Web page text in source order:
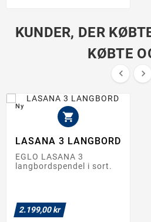
KUNDER, DER
KØBTE
 
Ny

LASANA 3 LANGBORD
EGLO LASANA 3
langbordspendel i sort.
2.199,00 kr